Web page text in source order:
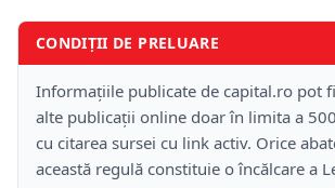
CONDIȚII DE PRELUARE
Informațiile publicate de capital.ro pot
alte publicații online doar în limita a
cu citarea sursei cu link activ. Orice
această regulă constituie o încălcare a